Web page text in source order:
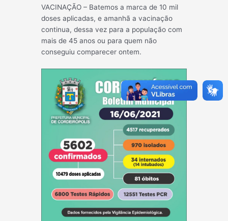
VACINAÇÃO – Batemos a marca de 10 mil
doses aplicadas, e amanhã a vacinação
continua, dessa vez para a população com
mais de 45 anos ou para quem não
conseguiu comparecer ontem.
PostPost
anterior
Post
seguinte